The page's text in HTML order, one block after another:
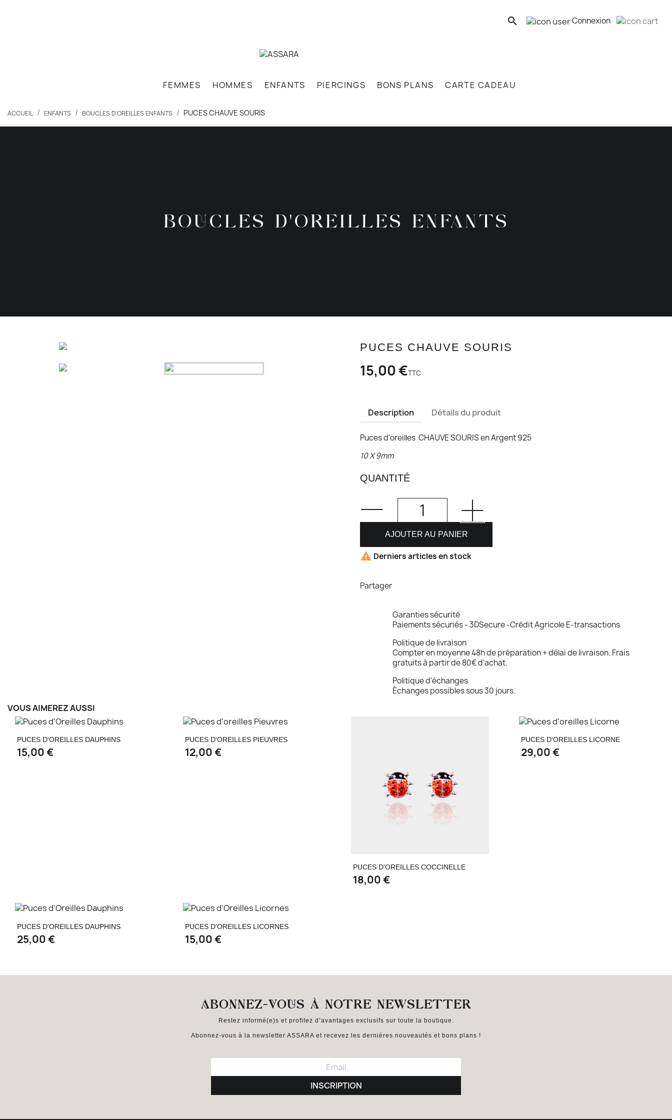
search Connexion
FEMMES HOMMES ENFANTS PIERCINGS BONS PLANS CARTE CADEAU
ACCUEIL ENFANTS BOUCLES D'OREILLES ENFANTS PUCES CHAUVE SOURIS
BOUCLES D'OREILLES ENFANTS
PUCES CHAUVE SOURIS
15,00 €TTC
Description Détails du produit
Puces d'oreilles CHAUVE SOURIS en Argent 925
10 X 9mm
QUANTITÉ
AJOUTER AU PANIER
 Derniers articles en stock
Partager
Garanties sécurité
Paiements sécuriés - 3DSecure -Crédit Agricole E-transactions
Politique de livraison
Compter en moyenne 48h de préparation + délai de livraison. Frais
gratuits à partir de 80€ d'achat.
Politique d'échanges
Échanges possibles sous 30 jours.
VOUS AIMEREZ AUSSI
Aperçu rapide
PUCES D'OREILLES DAUPHINS
15,00 €
Aperçu rapide
PUCES D'OREILLES PIEUVRES
12,00 €
Aperçu rapide
PUCES D'OREILLES COCCINELLE
18,00 €
Aperçu rapide
PUCES D'OREILLES LICORNE
29,00 €
Aperçu rapide
PUCES D'OREILLES DAUPHINS
25,00 €
Aperçu rapide
PUCES D'OREILLES LICORNES
15,00 €
ABONNEZ-VOUS À NOTRE NEWSLETTER
Restez informé(e)s et profitez d’avantages exclusifs sur toute la boutique.
Abonnez-vous à la newsletter ASSARA et recevez les dernières nouveautés et bons plans !
INSCRIPTION